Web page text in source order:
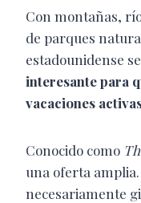
Con montañas,
de parques
estadounidense
interesante para
vacaciones
Conocido como
una oferta
necesariamente